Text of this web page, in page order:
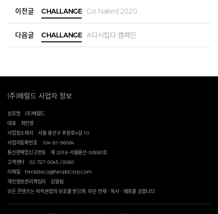
이전글 CHALLANGE Go Naked 2020
다음글 CHALLANGE #다시입다 캠페인
(주)헤럴드 사업자 정보
상호명
(주)헤럴드
대표
최진영
사업장소재지
서울 용산구 후암로4길 10
사업자등록번호
104-81-06004
통신판매업신고번호
제 2016-서울용산-00590호
고객센터
02-727-0045 / 0080
이메일
heraldeco@heraldcorp.com
개인정보관리책임자
김알림
모든 콘텐츠는 저작권법의 보호를 받으며, 무단 전재ㆍ복사ㆍ배포를 금합니다.